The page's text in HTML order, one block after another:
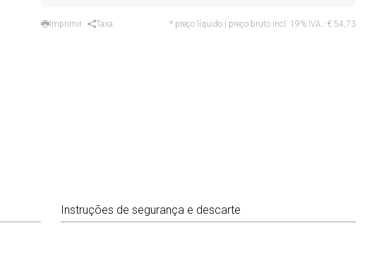
Imprimir Taxa * preço líquido | preço bruto incl. 19% IVA.: € 54,73
Instruções de segurança e descarte